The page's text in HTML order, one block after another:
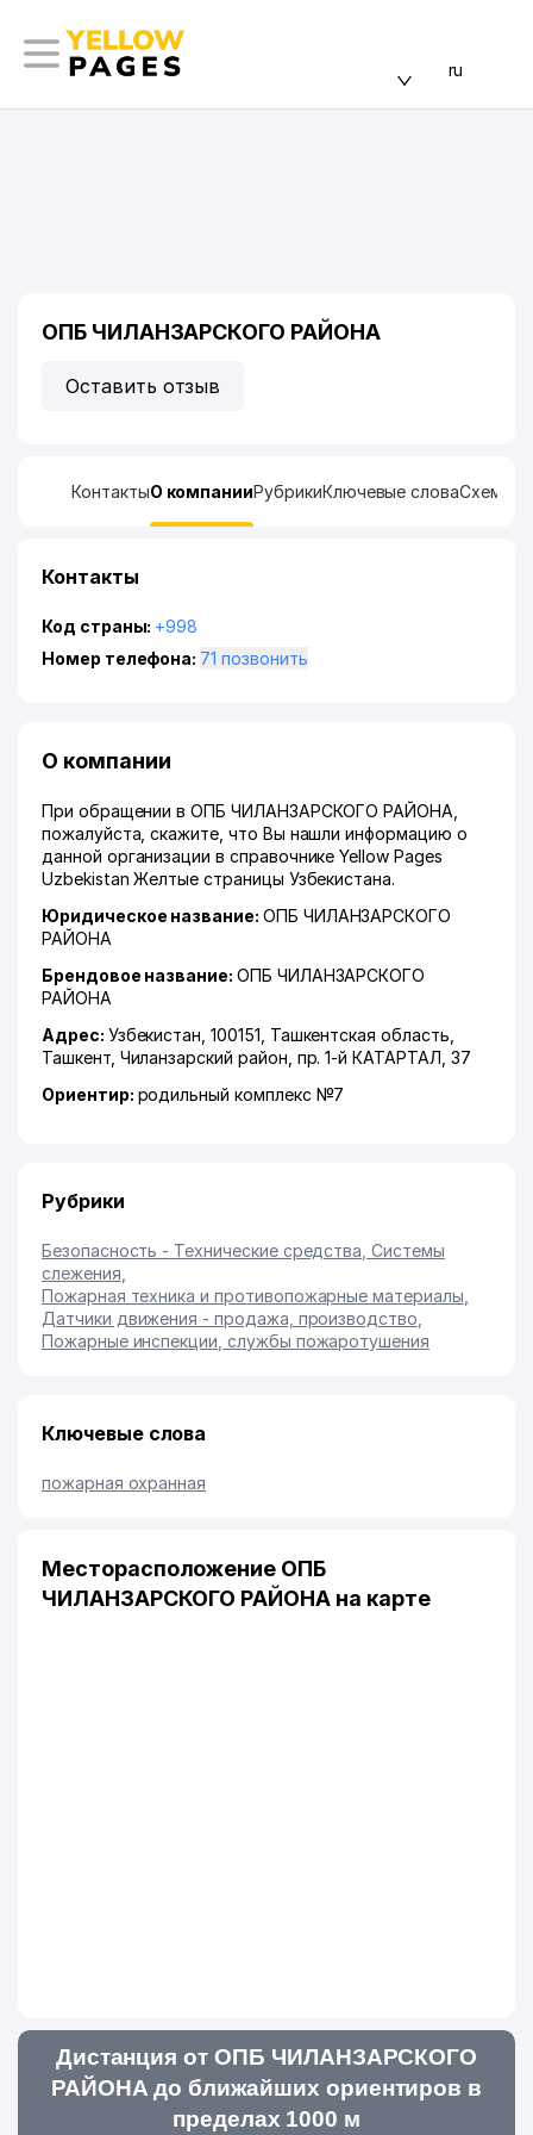
ru
ОПБ ЧИЛАНЗАРСКОГО РАЙОНА
Оставить отзыв
КонтактыО компанииРубрикиКлючевые словаСхема
Контакты
Код страны: +998
Номер телефона:
71 позвонить
О компании
При обращении в ОПБ ЧИЛАНЗАРСКОГО РАЙОНА,
пожалуйста, скажите, что Вы нашли информацию о
данной организации в справочнике Yellow Pages
Uzbekistan Желтые страницы Узбекистана.
Юридическое название: ОПБ ЧИЛАНЗАРСКОГО
РАЙОНА
Брендовое название: ОПБ ЧИЛАНЗАРСКОГО
РАЙОНА
Адрес: Узбекистан, 100151, Ташкентская область
Ташкент, Чиланзарский район пр. 1-й КАТАРТАЛ , 37
Ориентир: родильный комплекс №7
Рубрики
Безопасность - Технические средства, Системы
слежения
Пожарная техника и противопожарные материалы
Датчики движения - продажа, производство
Пожарные инспекции, службы пожаротушения
Ключевые слова
пожарная охранная
Месторасположение ОПБ
ЧИЛАНЗАРСКОГО РАЙОНА на карте
Дистанция от ОПБ ЧИЛАНЗАРСКОГО
РАЙОНА до ближайших ориентиров в
пределах 1000 м